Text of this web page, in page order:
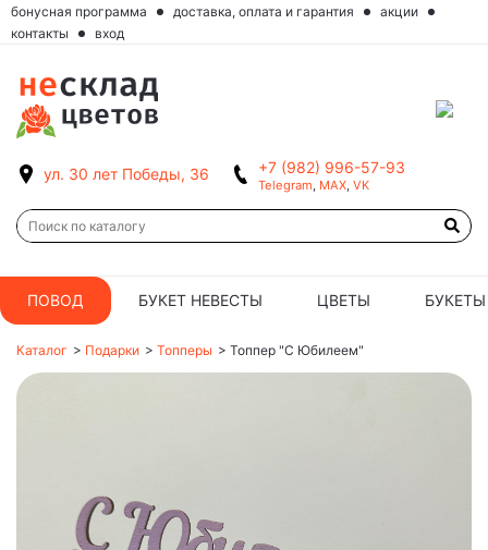
бонусная программа доставка, оплата и гарантия
акции
контакты
вход
ул. 30 лет Победы, 36 +7 (982) 996-57-93
Telegram, MAX, VK
ПОВОД БУКЕТ НЕВЕСТЫ ЦВЕТЫ БУКЕТЫ
Каталог > Подарки > Топперы > Топпер "С Юбилеем"